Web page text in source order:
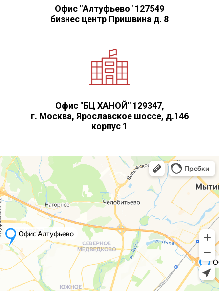
Офис "Алтуфьево" 127549
бизнес центр Пришвина д. 8
Офис "БЦ ХАНОЙ" 129347,
г. Москва, Ярославское шоссе, д.146
корпус 1